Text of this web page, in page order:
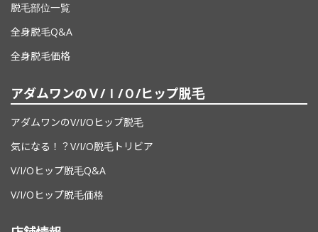
脱毛部位一覧
全身脱毛Q&A
全身脱毛価格
アダムワンのＶ/Ｉ/Ｏ/ヒップ脱毛
アダムワンのV/I/Oヒップ脱毛
気になる！？V/I/O脱毛トリビア
V/I/Oヒップ脱毛Q&A
V/I/Oヒップ脱毛価格